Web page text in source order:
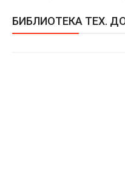
БИБЛИОТЕКА ТЕХ.